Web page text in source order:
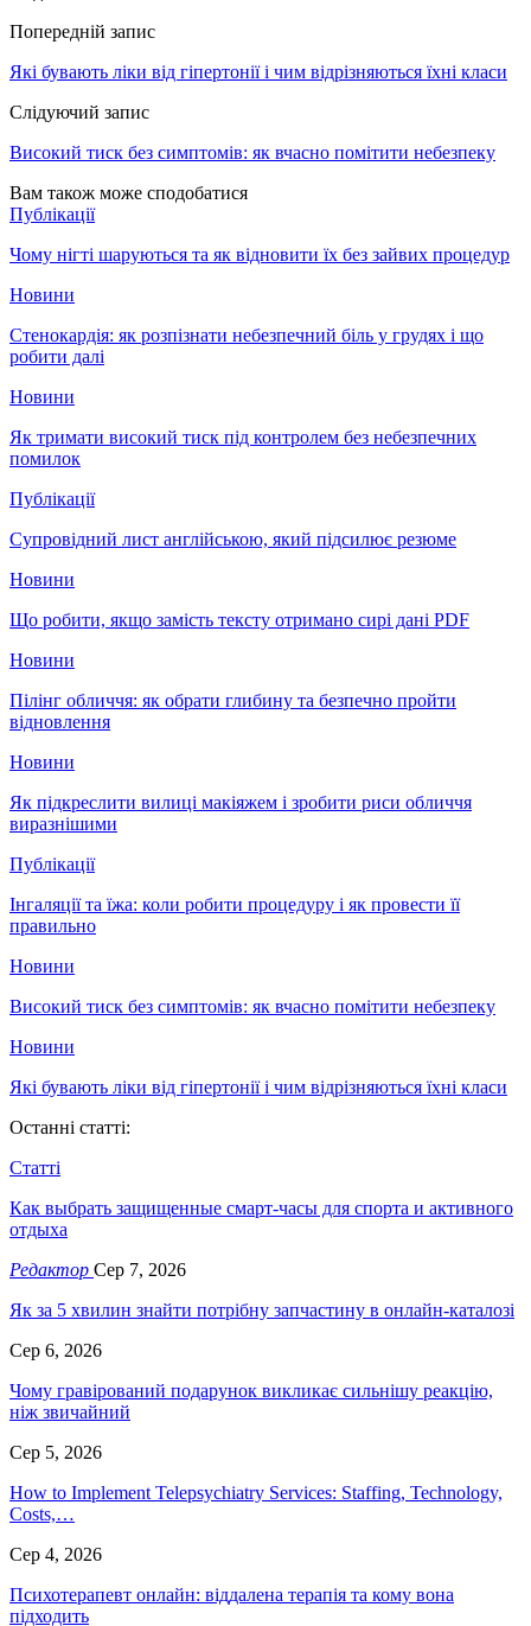
Попередній запис
Які бувають ліки від гіпертонії і чим відрізняються їхні класи
Слідуючий запис
Високий тиск без симптомів: як вчасно помітити небезпеку
Вам також може сподобатися
Публікації
Чому нігті шаруються та як відновити їх без зайвих процедур
Новини
Стенокардія: як розпізнати небезпечний біль у грудях і що
робити далі
Новини
Як тримати високий тиск під контролем без небезпечних
помилок
Публікації
Супровідний лист англійською, який підсилює резюме
Новини
Що робити, якщо замість тексту отримано сирі дані PDF
Новини
Пілінг обличчя: як обрати глибину та безпечно пройти
відновлення
Новини
Як підкреслити вилиці макіяжем і зробити риси обличчя
виразнішими
Публікації
Інгаляції та їжа: коли робити процедуру і як провести її
правильно
Новини
Високий тиск без симптомів: як вчасно помітити небезпеку
Новини
Які бувають ліки від гіпертонії і чим відрізняються їхні класи
Останні статті:
Статті
Как выбрать защищенные смарт-часы для спорта и активного
отдыха
Редактор Сер 7, 2026
Як за 5 хвилин знайти потрібну запчастину в онлайн-каталозі
Сер 6, 2026
Чому гравірований подарунок викликає сильнішу реакцію,
ніж звичайний
Сер 5, 2026
How to Implement Telepsychiatry Services: Staffing, Technology,
Costs,…
Сер 4, 2026
Психотерапевт онлайн: віддалена терапія та кому вона
підходить